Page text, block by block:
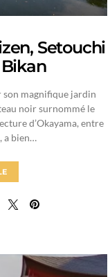
Setouchi
magnifique jardin
noir surnommé le
d’Okayama, entre
a bien…